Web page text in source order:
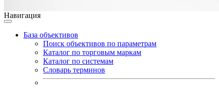
Навигация
База объективов
Поиск объективов по параметрам
Каталог по торговым маркам
Каталог по системам
Словарь терминов